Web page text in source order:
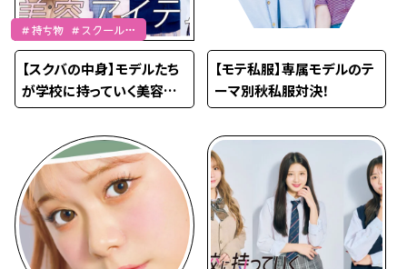
＃持ち物 ＃スクールバ
ッグ
【スクバの中身】モデルたち
が学校に持っていく美容ア
イテム❤️~Part2~
【モテ私服】専属モデルのテ
ーマ別秋私服対決！